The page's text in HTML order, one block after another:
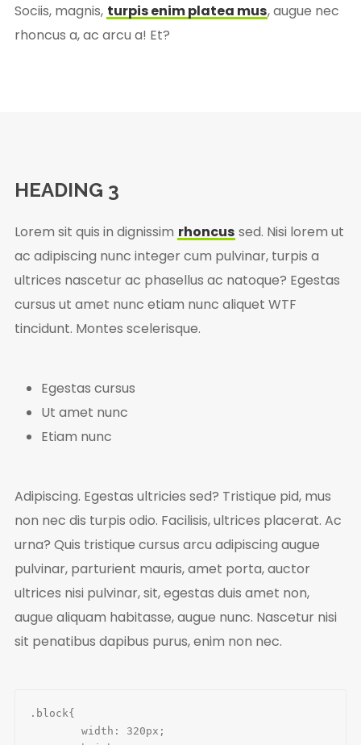
Sociis, magnis, turpis enim platea mus, augue nec
rhoncus a, ac arcu a! Et?
HEADING 3
Lorem sit quis in dignissim rhoncus sed. Nisi lorem ut
ac adipiscing nunc integer cum pulvinar, turpis a
ultrices nascetur ac phasellus ac natoque? Egestas
cursus ut amet nunc etiam nunc aliquet WTF
tincidunt. Montes scelerisque.
Egestas cursus
Ut amet nunc
Etiam nunc
Adipiscing. Egestas ultricies sed? Tristique pid, mus
non nec dis turpis odio. Facilisis, ultrices placerat. Ac
urna? Quis tristique cursus arcu adipiscing augue
pulvinar, parturient mauris, amet porta, auctor
ultrices nisi pulvinar, sit, egestas duis amet non,
augue aliquam habitasse, augue nunc. Nascetur nisi
sit penatibus dapibus purus, enim non nec.
.block{